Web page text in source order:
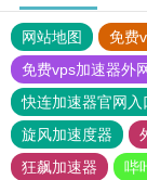
网站地图 免费
免费vps加速器外
快连加速器官网入
旋风加速度器
狂飙加速器
哔